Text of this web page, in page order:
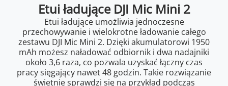
Etui ładujące DJI Mic Mini 2
Etui ładujące umożliwia jednoczesne
przechowywanie i wielokrotne ładowanie całego
zestawu DJI Mic Mini 2. Dzięki akumulatorowi 1950
mAh możesz naładować odbiornik i dwa nadajniki
około 3,6 raza, co pozwala uzyskać łączny czas
pracy sięgający nawet 48 godzin. Takie rozwiązanie
świetnie sprawdzi się na przykład podczas